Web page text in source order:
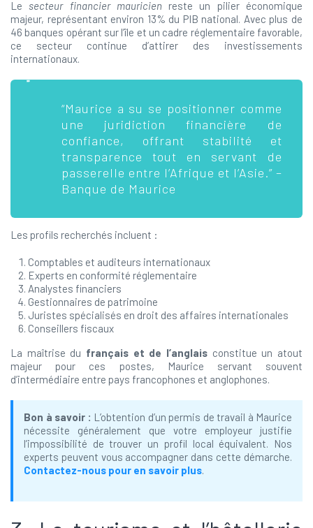
Lesecteur financier mauricien reste un pilier économique
majeur, représentant environ 13% du PIB national. Avec plus de
46 banques opérant sur l’île et un cadre réglementaire favorable,
ce secteur continue d’attirer des investissements
internationaux.
“Maurice a su se positionner comme
une juridiction financière de
confiance, offrant stabilité et
transparence tout en servant de
passerelle entre l’Afrique et l’Asie.” –
Banque de Maurice
Les profils recherchés incluent :
Comptables et auditeurs internationaux
Experts en conformité réglementaire
Analystes financiers
Gestionnaires de patrimoine
Juristes spécialisés en droit des affaires internationales
Conseillers fiscaux
La maîtrise du français et de l’anglais constitue un atout
majeur pour ces postes, Maurice servant souvent
d’intermédiaire entre pays francophones et anglophones.
Bon à savoir : L’obtention d’un permis de travail à Maurice
nécessite généralement que votre employeur justifie
l’impossibilité de trouver un profil local équivalent. Nos
experts peuvent vous accompagner dans cette démarche.
Contactez-nous pour en savoir plus.